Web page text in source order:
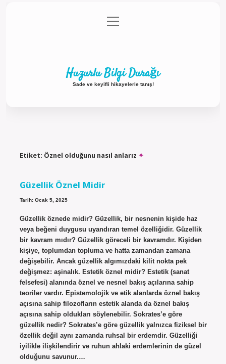
Gizlilik Politikası
menüyü
aç
Huzurlu Bilgi Durağı
Sade ve keyifli hikayelerle tanış!
Etiket: Öznel olduğunu nasıl anlarız
Güzellik Öznel Midir
Tarih: Ocak 5, 2025
Güzellik öznede midir? Güzellik, bir nesnenin kişide haz
veya beğeni duygusu uyandıran temel özelliğidir. Güzellik
bir kavram mıdır? Güzellik göreceli bir kavramdır. Kişiden
kişiye, toplumdan topluma ve hatta zamandan zamana
değişebilir. Ancak güzellik algımızdaki kilit nokta pek
değişmez: aşinalık. Estetik öznel midir? Estetik (sanat
felsefesi) alanında öznel ve nesnel bakış açılarına sahip
teoriler vardır. Epistemolojik ve etik alanlarda öznel bakış
açısına sahip filozofların estetik alanda da öznel bakış
açısına sahip oldukları söylenebilir. Sokrates’e göre
güzellik nedir? Sokrates’e göre güzellik yalnızca fiziksel bir
özellik değil aynı zamanda ruhsal bir erdemdir. Güzelliği
iyilikle ilişkilendirir ve ruhun ahlaki erdemlerinin de güzel
olduğunu savunur.…